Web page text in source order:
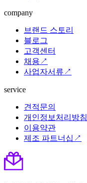
company
브랜드 스토리
블로그
고객센터
채용↗
사업자서류↗
service
견적문의
개인정보처리방침
이용약관
제조 파트너십↗